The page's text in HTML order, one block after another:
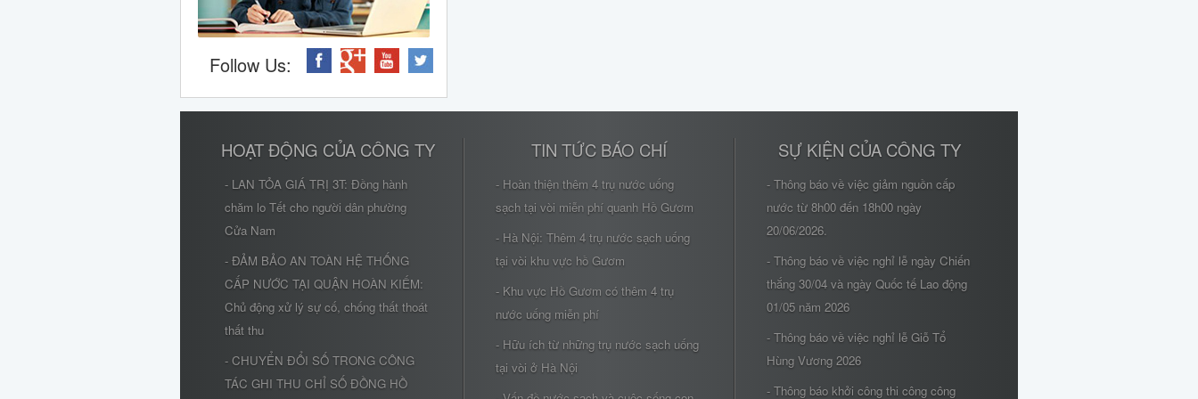
Follow Us:
HOẠT ĐỘNG CỦA CÔNG TY
- LAN TỎA GIÁ TRỊ 3T: Đồng hành
chăm lo Tết cho người dân phường
Cửa Nam
- ĐẢM BẢO AN TOÀN HỆ THỐNG
CẤP NƯỚC TẠI QUẬN HOÀN KIẾM:
Chủ động xử lý sự cố, chống thất thoát
thất thu
- CHUYỂN ĐỔI SỐ TRONG CÔNG
TÁC GHI THU CHỈ SỐ ĐỒNG HỒ
TIN TỨC BÁO CHÍ
- Hoàn thiện thêm 4 trụ nước uống
sạch tại vòi miễn phí quanh Hồ Gươm
- Hà Nội: Thêm 4 trụ nước sạch uống
tại vòi khu vực hồ Gươm
- Khu vực Hồ Gươm có thêm 4 trụ
nước uống miễn phí
- Hữu ích từ những trụ nước sạch uống
tại vòi ở Hà Nội
SỰ KIỆN CỦA CÔNG TY
- Thông báo về việc giảm nguồn cấp
nước từ 8h00 đến 18h00 ngày
20/06/2026.
- Thông báo về việc nghỉ lễ ngày Chiến
thắng 30/04 và ngày Quốc tế Lao động
01/05 năm 2026
- Thông báo về việc nghỉ lễ Giỗ Tổ
Hùng Vương 2026
- Thông báo khởi công thi công công